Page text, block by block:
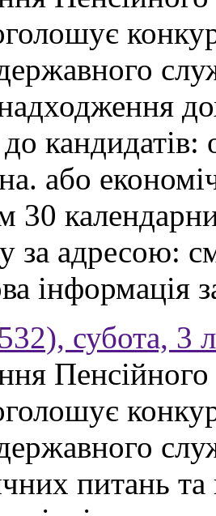
кандидатів:
або
30
за адресою:
інформація
субота, 3
питань та